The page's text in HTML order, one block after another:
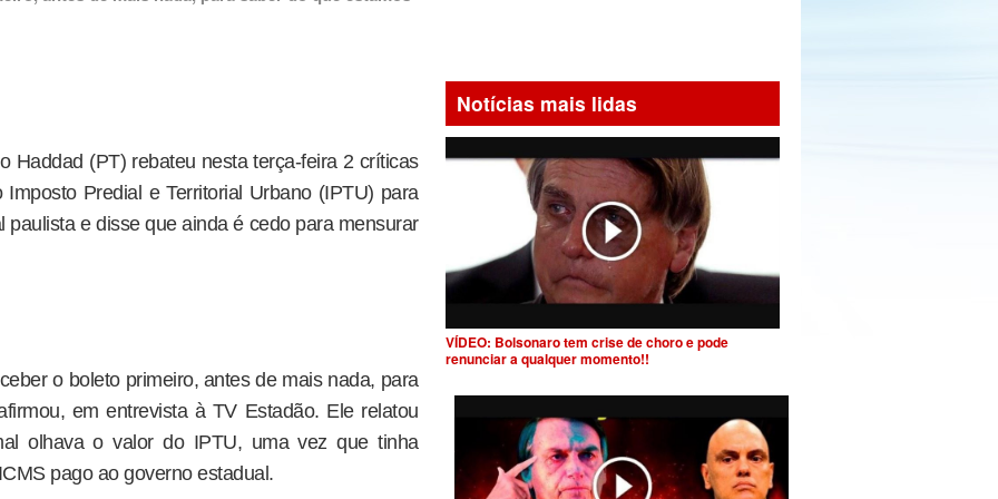
Haddad (PT) rebateu nesta terça-feira 2 críticas
Predial e Territorial Urbano (IPTU) para
paulista e disse que ainda é cedo para mensurar
o boleto primeiro, antes de mais nada, para
em entrevista à TV Estadão. Ele relatou
olhava o valor do IPTU, uma vez que tinha
pago ao governo estadual.
Notícias mais lidas
VÍDEO: Bolsonaro tem crise de choro e pode
renunciar a qualquer momento!!